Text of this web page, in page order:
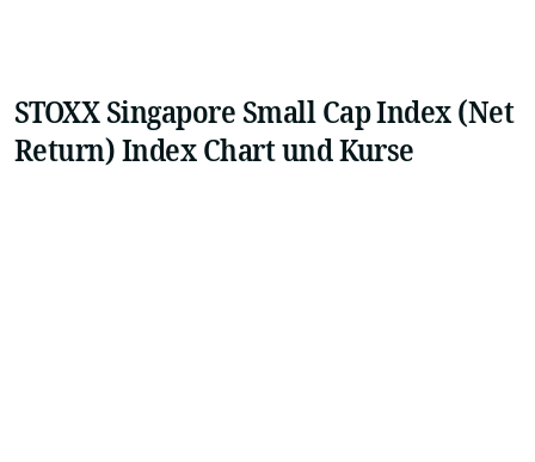
STOXX Singapore Small Cap Index (Net
Return) Index Chart und Kurse